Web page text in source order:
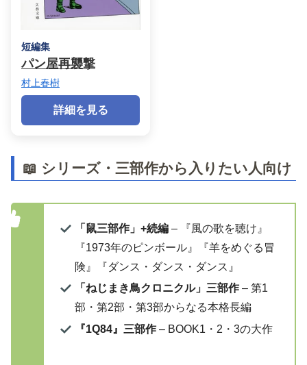
短編集
パン屋再襲撃
村上春樹
詳細を見る
📖 シリーズ・三部作から入りたい人向け
「鼠三部作」+続編 – 『風の歌を聴け』
『1973年のピンボール』『羊をめぐる冒
険』『ダンス・ダンス・ダンス』
「ねじまき鳥クロニクル」三部作– 第1
部・第2部・第3部からなる本格長編
『1Q84』三部作– BOOK1・2・3の大作